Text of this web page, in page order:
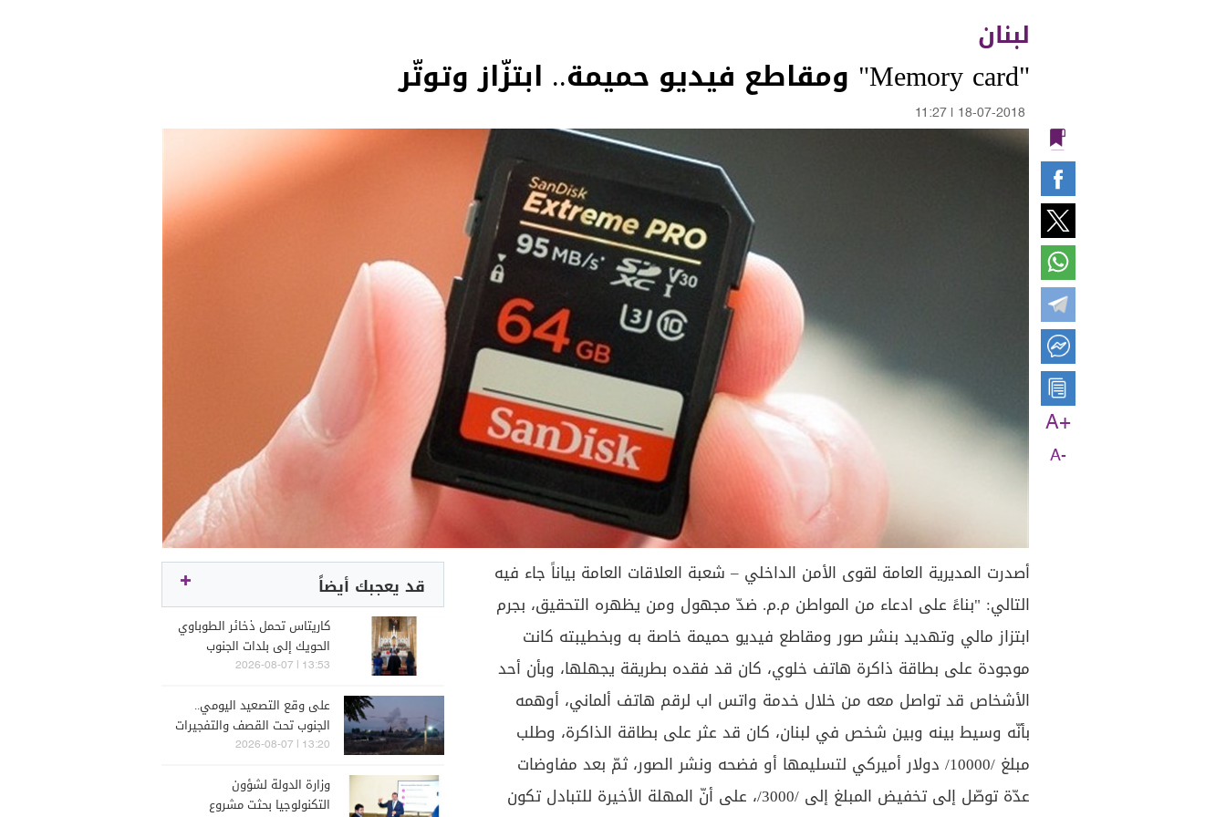
لبنان
"Memory card" ومقاطع فيديو حميمة.. ابتزّاز وتوتّر
18-07-2018
11:27
A+
A-
أصدرت المديرية العامة لقوى الأمن الداخلي – شعبة العلاقات العامة بياناً جاء فيه
التالي: "بناءً على ادعاء من المواطن م.م. ضدّ مجهول ومن يظهره التحقيق، بجرم
ابتزاز مالي وتهديد بنشر صور ومقاطع فيديو حميمة خاصة به وبخطيبته كانت
موجودة على بطاقة ذاكرة هاتف خلوي، كان قد فقده بطريقة يجهلها، وبأن أحد
الأشخاص قد تواصل معه من خلال خدمة واتس اب لرقم هاتف ألماني، أوهمه
بأنّه وسيط بينه وبين شخص في لبنان، كان قد عثر على بطاقة الذاكرة، وطلب
مبلغ /10000/ دولار أميركي لتسليمها أو فضحه ونشر الصور، ثمّ بعد مفاوضات
عدّة توصّل إلى تخفيض المبلغ إلى /3000/، على أنّ المهلة الأخيرة للتبادل تكون
قد يعجبك أيضاً
كاريتاس تحمل ذخائر الطوباوي
الحويك إلى بلدات الجنوب
الحدودية
13:53 | 2026-08-07
على وقع التصعيد اليومي..
الجنوب تحت القصف والتفجيرات
الإسرائيلية
13:20 | 2026-08-07
وزارة الدولة لشؤون
التكنولوجيا بحثت مشروع